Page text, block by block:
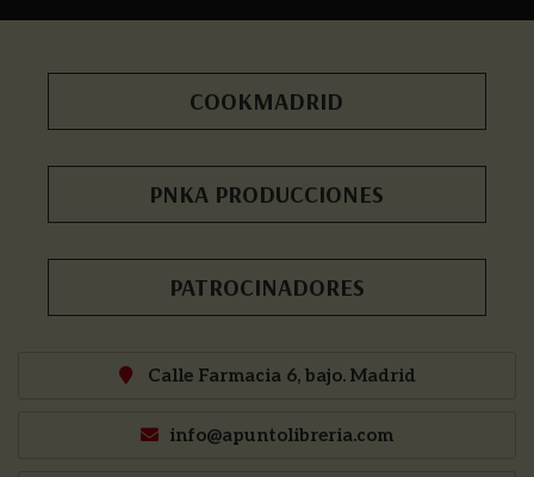
COOKMADRID
PNKA PRODUCCIONES
PATROCINADORES
Calle Farmacia 6, bajo. Madrid
info@apuntolibreria.com